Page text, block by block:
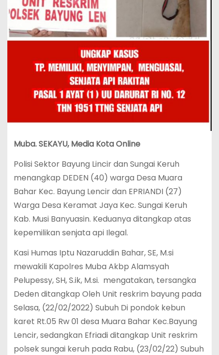
Muba. SEKAYU, Media Kota Online
Polisi Sektor Bayung Lincir dan Sungai Keruh
menangkap DEDEN (40) warga Desa Muara
Bahar Kec. Bayung Lencir dan EPRIANDI (27)
Warga Desa Keramat Jaya Kec. Sungai Keruh
Kab. Musi Banyuasin. Keduanya ditangkap atas
kepemilikan senjata api Ilegal.
Kasi Humas Iptu Nazaruddin Bahar, SE, M.si
mewakili Kapolres Muba Akbp Alamsyah
Pelupessy, SH, S.ik, M.si. mengatakan, tersangka
Deden ditangkap Oleh Unit reskrim bayung pada
Selasa, (22/02/2022) Subuh Di pondok kebun
karet Rt.05 Rw 01 desa Muara Bahar Kec.Bayung
Lencir, sedangkan Efriadi ditangkap Unit reskrim
polsek sungai keruh pada Rabu, (23/02/22) Subuh